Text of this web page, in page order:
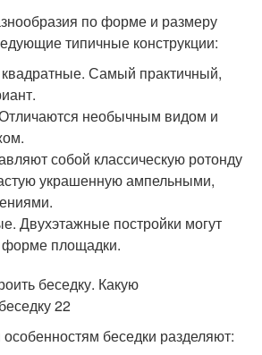
по форме и размеру
типичные конструкции:
Самый практичный,
необычным видом и
собой классическую ротонду
украшенную ампельными,
Двухэтажные постройки могут
площадки.
беседки разделяют: